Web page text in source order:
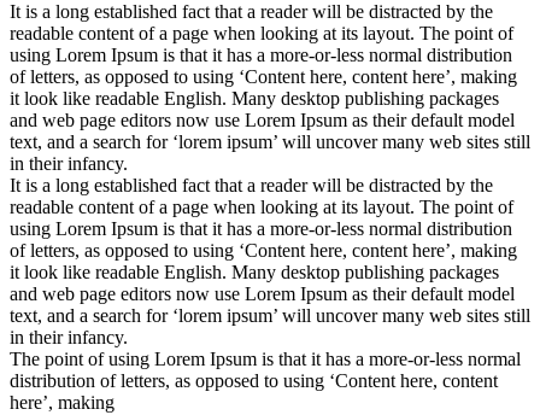
It is a long established fact that a reader will be distracted by the
readable content of a page when looking at its layout. The point of
using Lorem Ipsum is that it has a more-or-less normal distribution
of letters, as opposed to using ‘Content here, content here’, making
it look like readable English. Many desktop publishing packages
and web page editors now use Lorem Ipsum as their default model
text, and a search for ‘lorem ipsum’ will uncover many web sites still
in their infancy.
It is a long established fact that a reader will be distracted by the
readable content of a page when looking at its layout. The point of
using Lorem Ipsum is that it has a more-or-less normal distribution
of letters, as opposed to using ‘Content here, content here’, making
it look like readable English. Many desktop publishing packages
and web page editors now use Lorem Ipsum as their default model
text, and a search for ‘lorem ipsum’ will uncover many web sites still
in their infancy.
The point of using Lorem Ipsum is that it has a more-or-less normal
distribution of letters, as opposed to using ‘Content here, content
here’, making